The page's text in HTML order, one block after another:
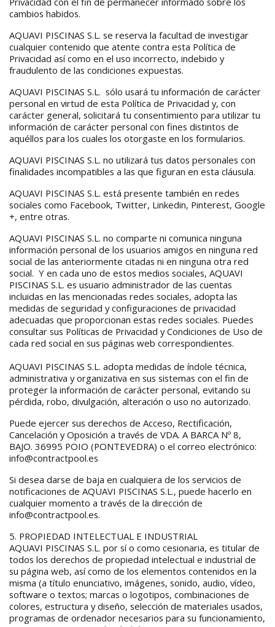
cambios habidos.
AQUAVI PISCINAS S.L. se reserva la facultad de investigar
cualquier contenido que atente contra esta Política de
Privacidad así como en el uso incorrecto, indebido y
fraudulento de las condiciones expuestas.
AQUAVI PISCINAS S.L. sólo usará tu información de carácter
personal en virtud de esta Política de Privacidad y, con
carácter general, solicitará tu consentimiento para utilizar tu
información de carácter personal con fines distintos de
aquéllos para los cuales los otorgaste en los formularios.
AQUAVI PISCINAS S.L. no utilizará tus datos personales con
finalidades incompatibles a las que figuran en esta cláusula.
AQUAVI PISCINAS S.L. está presente también en redes
sociales como Facebook, Twitter, Linkedin, Pinterest, Google
+, entre otras.
AQUAVI PISCINAS S.L. no comparte ni comunica ninguna
información personal de los usuarios amigos en ninguna red
social de las anteriormente citadas ni en ninguna otra red
social. Y en cada uno de estos medios sociales, AQUAVI
PISCINAS S.L. es usuario administrador de las cuentas
incluidas en las mencionadas redes sociales, adopta las
medidas de seguridad y configuraciones de privacidad
adecuadas que proporcionan estas redes sociales. Puedes
consultar sus Políticas de Privacidad y Condiciones de Uso de
cada red social en sus páginas web correspondientes.
AQUAVI PISCINAS S.L. adopta medidas de índole técnica,
administrativa y organizativa en sus sistemas con el fin de
proteger la información de carácter personal, evitando su
pérdida, robo, divulgación, alteración o uso no autorizado.
Puede ejercer sus derechos de Acceso, Rectificación,
Cancelación y Oposición a través de VDA. A BARCA Nº 8,
BAJO. 36995 POIO (PONTEVEDRA) o el correo electrónico:
info@contractpool.es
Si desea darse de baja en cualquiera de los servicios de
notificaciones de AQUAVI PISCINAS S.L., puede hacerlo en
cualquier momento a través de la dirección de
info@contractpool.es.
5. PROPIEDAD INTELECTUAL E INDUSTRIAL
AQUAVI PISCINAS S.L. por sí o como cesionaria, es titular de
todos los derechos de propiedad intelectual e industrial de
su página web, así como de los elementos contenidos en la
misma (a título enunciativo, imágenes, sonido, audio, vídeo,
software o textos; marcas o logotipos, combinaciones de
colores, estructura y diseño, selección de materiales usados,
programas de ordenador necesarios para su funcionamiento,